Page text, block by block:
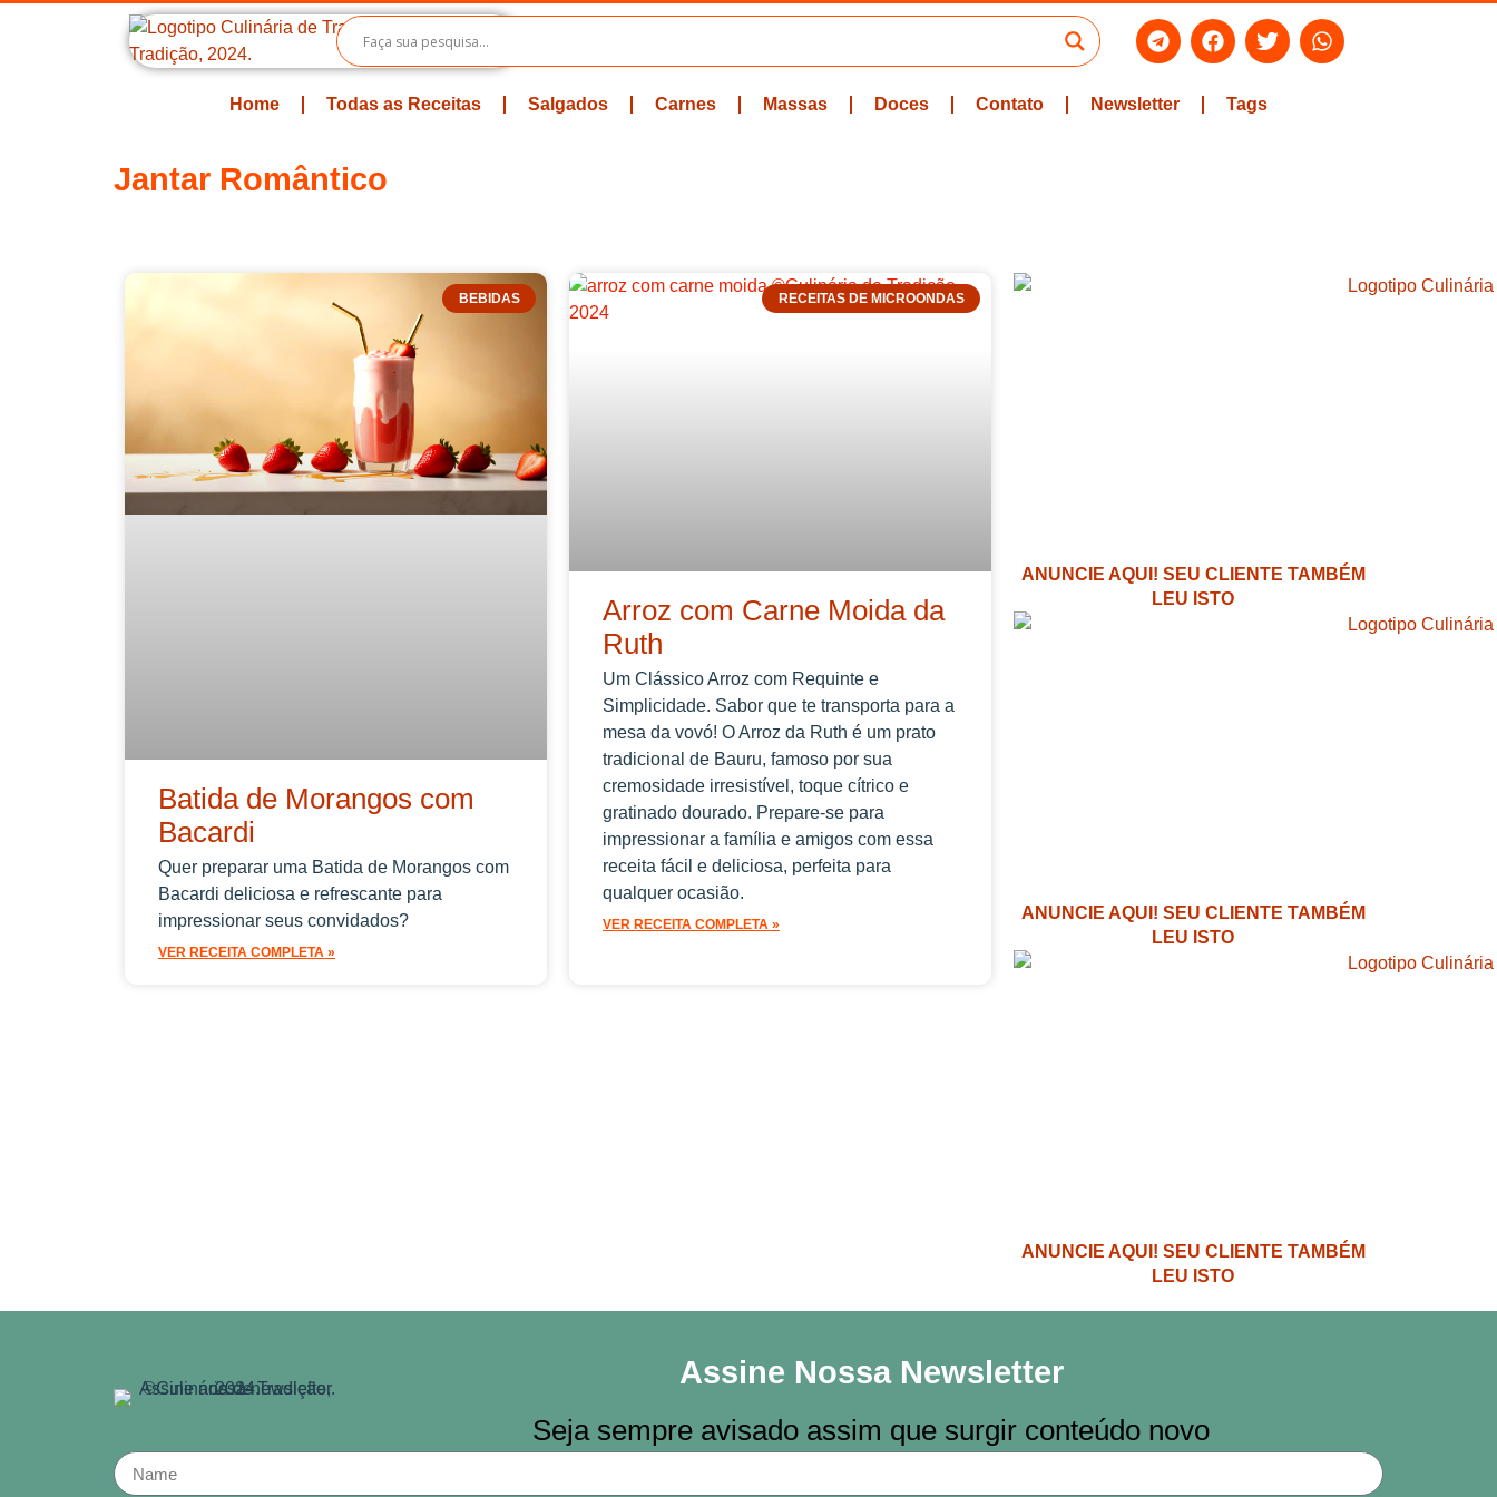
Home Todas as Receitas Salgados Carnes Massas Doces Contato Newsletter Tags
Jantar Romântico
BEBIDAS
Batida de Morangos com
Bacardi
Quer preparar uma Batida de Morangos com
Bacardi deliciosa e refrescante para
impressionar seus convidados?
VER RECEITA COMPLETA »
RECEITAS DE MICROONDAS
Arroz com Carne Moida da
Ruth
Um Clássico Arroz com Requinte e
Simplicidade. Sabor que te transporta para a
mesa da vovó! O Arroz da Ruth é um prato
tradicional de Bauru, famoso por sua
cremosidade irresistível, toque cítrico e
gratinado dourado. Prepare-se para
impressionar a família e amigos com essa
receita fácil e deliciosa, perfeita para
qualquer ocasião.
VER RECEITA COMPLETA »
ANUNCIE AQUI! SEU CLIENTE TAMBÉM
LEU ISTO
ANUNCIE AQUI! SEU CLIENTE TAMBÉM
LEU ISTO
ANUNCIE AQUI! SEU CLIENTE TAMBÉM
LEU ISTO
Assine Nossa Newsletter
Seja sempre avisado assim que surgir conteúdo novo